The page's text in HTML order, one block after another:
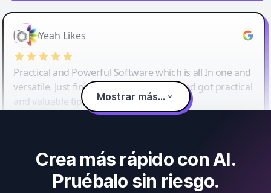
Yeah Likes
Practical and Powerful Software which is all In one and
versatile. Just finished their workshop and got practical
and valuable tips and tricks.
Mostrar más...
Crea más rápido con AI.
Pruébalo sin riesgo.